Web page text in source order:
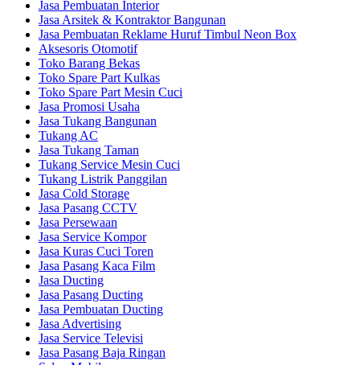
Jasa Pembuatan Interior
Jasa Arsitek & Kontraktor Bangunan
Jasa Pembuatan Reklame Huruf Timbul Neon Box
Aksesoris Otomotif
Toko Barang Bekas
Toko Spare Part Kulkas
Toko Spare Part Mesin Cuci
Jasa Promosi Usaha
Jasa Tukang Bangunan
Tukang AC
Jasa Tukang Taman
Tukang Service Mesin Cuci
Tukang Listrik Panggilan
Jasa Cold Storage
Jasa Pasang CCTV
Jasa Persewaan
Jasa Service Kompor
Jasa Kuras Cuci Toren
Jasa Pasang Kaca Film
Jasa Ducting
Jasa Pasang Ducting
Jasa Pembuatan Ducting
Jasa Advertising
Jasa Service Televisi
Jasa Pasang Baja Ringan